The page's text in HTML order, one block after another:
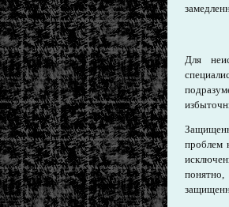
Для
проблем